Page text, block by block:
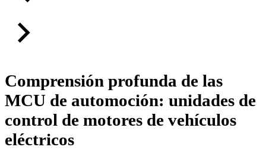
Comprensión profunda de las
MCU de automoción: unidades de
control de motores de vehículos
eléctricos